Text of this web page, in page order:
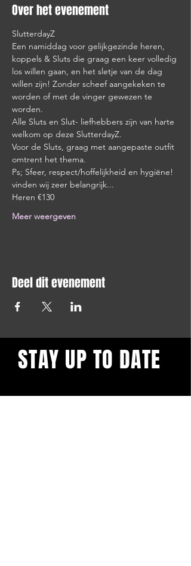
Over het evenement
SlutterdayZ
Een namiddag voor gelijkgezinde heren,
koppels & Sluts die graag een keer volledig
los willen gaan, en het sletje van de dag
willen zijn! Zonder scheef aangekeken te
worden of met de vinger gewezen te
worden.
Alle Sluts en Slut- liefhebbers zijn van harte
welkom op deze SlutterdayZ.
Voor de Sluts, graag met aangepaste outfit
omtrent het thema.
Ps; Sfeer, respect/hoffelijkheid en hygiëne!
vinden wij zeer belangrijk...
Heren €130
Meer weergeven
Deel dit evenement
STAY UP TO DATE